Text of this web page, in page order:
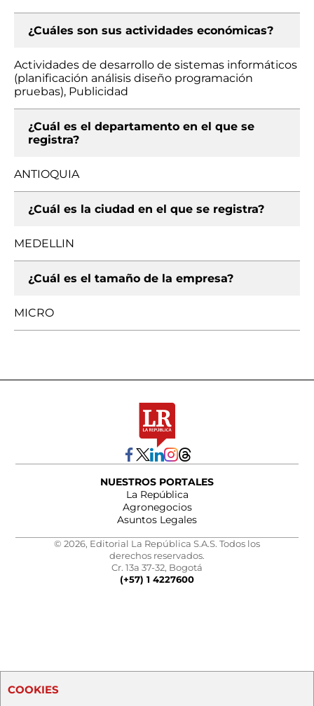
¿Cuáles son sus actividades económicas?
Actividades de desarrollo de sistemas informáticos
(planificación análisis diseño programación
pruebas), Publicidad
¿Cuál es el departamento en el que se
registra?
ANTIOQUIA
¿Cuál es la ciudad en el que se registra?
MEDELLIN
¿Cuál es el tamaño de la empresa?
MICRO
NUESTROS PORTALES
La República
Agronegocios
Asuntos Legales
© 2026, Editorial La República S.A.S. Todos los
derechos reservados.
Cr. 13a 37-32, Bogotá
(+57) 1 4227600
COOKIES